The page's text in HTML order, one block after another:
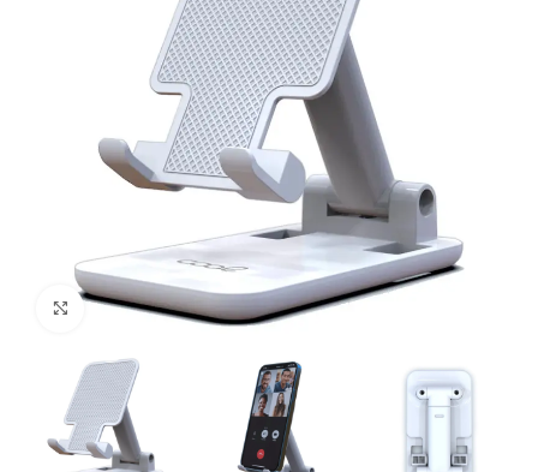
Click to enlarge